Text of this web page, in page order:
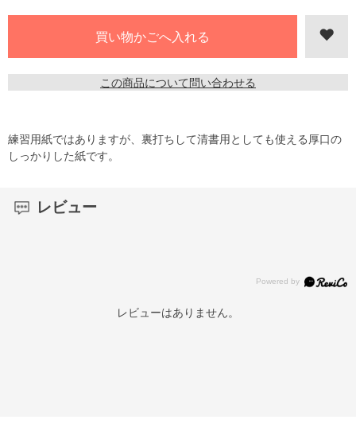
この商品について問い合わせる
練習用紙ではありますが、裏打ちして清書用としても使える厚口の
しっかりした紙です。
レビュー
レビューはありません。